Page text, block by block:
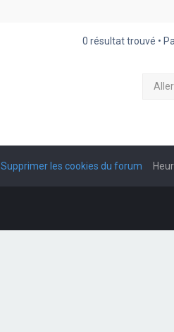
0 résultat trouvé •
Supprimer les cookies du forum